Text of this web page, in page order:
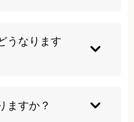
、生活習慣の改善や専
ことが重要です。
度なストレスの蓄積、
です。また、症状が重
うなります
を引き起こすことがあ
より酸素が脳に十分に
ますか？